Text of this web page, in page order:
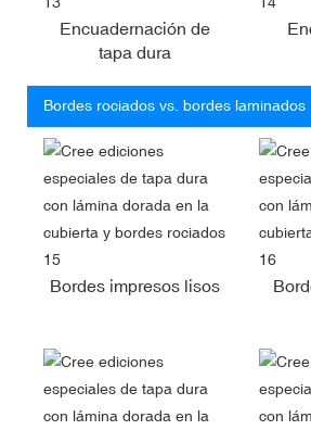
Encuadernación de
tapa dura
Bordes rociados vs. bordes laminados
Bordes impresos lisos